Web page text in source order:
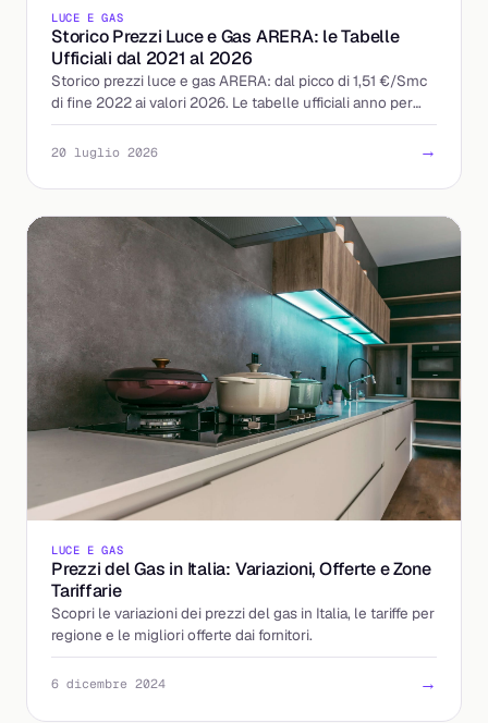
LUCE E GAS
Storico Prezzi Luce e Gas ARERA: le Tabelle
Ufficiali dal 2021 al 2026
Storico prezzi luce e gas ARERA: dal picco di 1,51 €/Smc
di fine 2022 ai valori 2026. Le tabelle ufficiali anno per
anno e come leggerle in bolletta.
20 luglio 2026 →
LUCE E GAS
Prezzi del Gas in Italia: Variazioni, Offerte e Zone
Tariffarie
Scopri le variazioni dei prezzi del gas in Italia, le tariffe per
regione e le migliori offerte dai fornitori.
6 dicembre 2024 →